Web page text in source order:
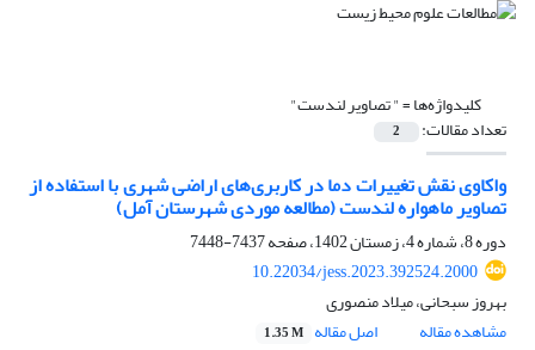
کلیدواژه‌ها =" تصاویر لندست"
تعداد مقالات: 2
واکاوی نقش تغییرات دما در کاربری‌های اراضی شهری با استفاده از
تصاویر ماهواره لندست (مطالعه موردی شهرستان آمل)
دوره 8، شماره 4، زمستان 1402، صفحه
7437-7448
10.22034/jess.2023.392524.2000
بهروز سبحانی، میلاد منصوری
مشاهده مقاله
اصل مقاله 1.35 M